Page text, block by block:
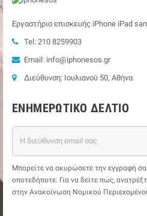
Εργαστήριο επισκευής iPhone iPad
Tel: 210 8259903
Email: info@iphonesos.gr
Διεύθυνση: Ιουλιανού 50, Αθήνα
ΕΝΗΜΕΡΩΤΙΚΌ ΔΕΛΤΊΟ
Μπορείτε να ακυρώσετε την εγγραφή
οποτεδήποτε. Για να δείτε πώς,
στην Ανακοίνωση Νομικού